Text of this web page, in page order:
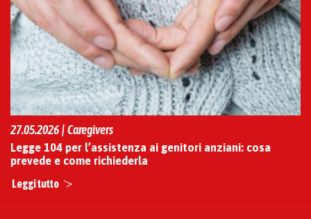
27.05.2026 | Caregivers
Legge 104 per l’assistenza ai genitori anziani: cosa
prevede e come richiederla
Leggi tutto